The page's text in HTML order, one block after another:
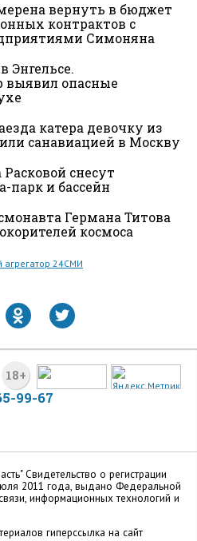
вернуть в бюджет
контрактов с
Симоняна
Энгельсе.
выявил опасные
катера девочку из
санавиацией в Москву
снесут
парк и бассейн
Германа Титова
космоса
агрегатор 24СМИ
18+
99-67
Cвидетельство о регистрации
2011 года, выдано Федеральной
информационных технологий и
гиперссылка на сайт